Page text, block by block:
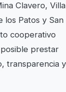
Clavero, Villa
los Patos y San
cooperativo
prestar
transparencia y